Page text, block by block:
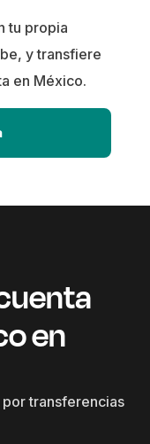
tu propia
y transfiere
en México.
en
transferencias